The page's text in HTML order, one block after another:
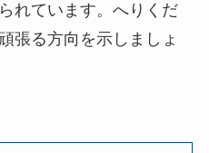
れています。へりくだ
張る方向を示しましょ